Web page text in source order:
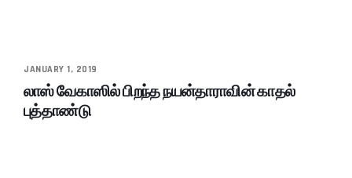
JANUARY 1, 2019
லாஸ் வேகாஸில் பிறந்த நயன்தாராவின் காதல்
புத்தாண்டு